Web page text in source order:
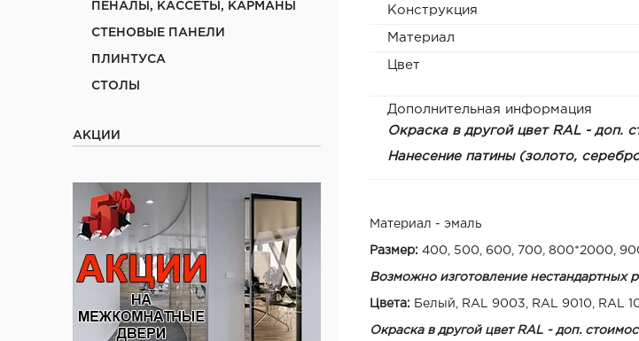
ПЕНАЛЫ, КАССЕТЫ, КАРМАНЫ
СТЕНОВЫЕ ПАНЕЛИ
ПЛИНТУСА
СТОЛЫ
АКЦИИ
Конструкция
Материал
Цвет
Дополнительная информация
Окраска в другой цвет RAL - доп.
Нанесение патины (золото,
Материал - эмаль
Размер: 400, 500, 600, 700, 800*2000,
Возможно изготовление нестандартных
Цвета: Белый, RAL 9003, RAL 9010, RAL
Окраска в другой цвет RAL - доп.